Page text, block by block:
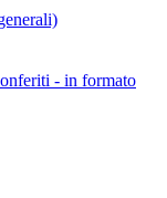
- in formato